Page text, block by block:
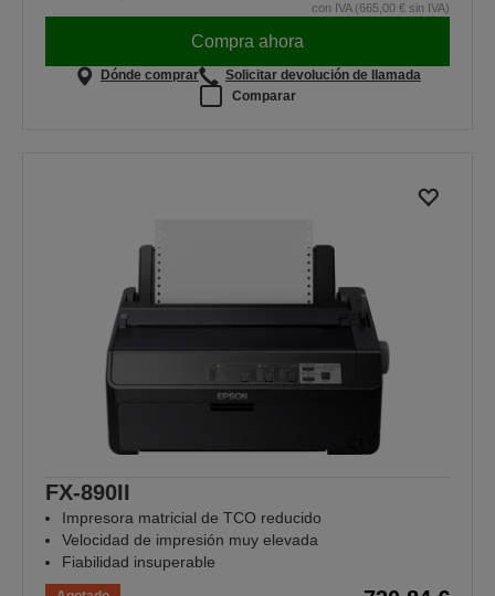
con IVA (665,00 € sin IVA)
Compra ahora
Dónde comprar
Solicitar devolución de llamada
Comparar
FX-890II
Impresora matricial de TCO reducido
Velocidad de impresión muy elevada
Fiabilidad insuperable